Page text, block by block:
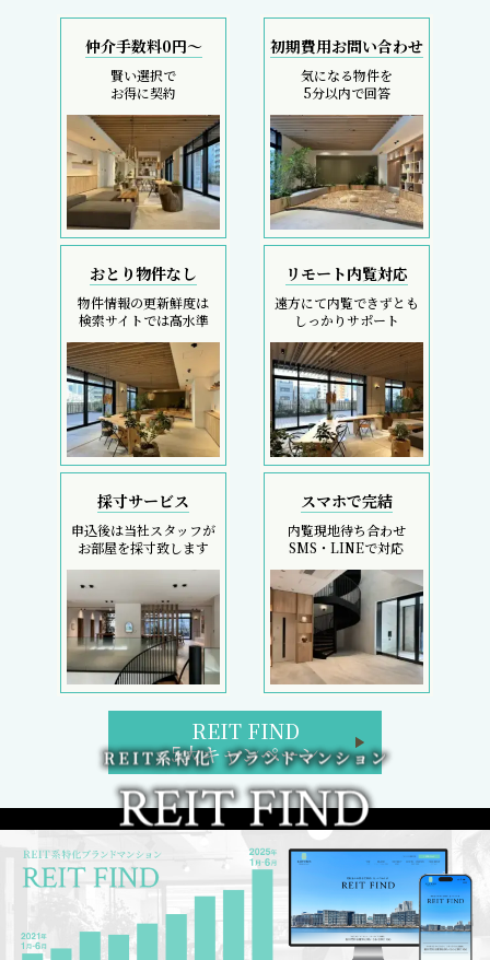
仲介手数料0円～
賢い選択で
お得に契約
初期費用お問い合わせ
気になる物件を
5分以内で回答
おとり物件なし
物件情報の更新鮮度は
検索サイトでは高水準
リモート内覧対応
遠方にて内覧できずとも
しっかりサポート
採寸サービス
申込後は当社スタッフが
お部屋を採寸致します
スマホで完結
内覧現地待ち合わせ
SMS・LINEで対応
REIT FIND
5大キャンペーン